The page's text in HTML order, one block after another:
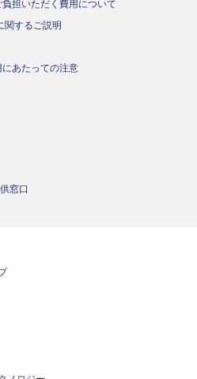
担いただく費用について
関するご説明
にあたっての注意
窓口